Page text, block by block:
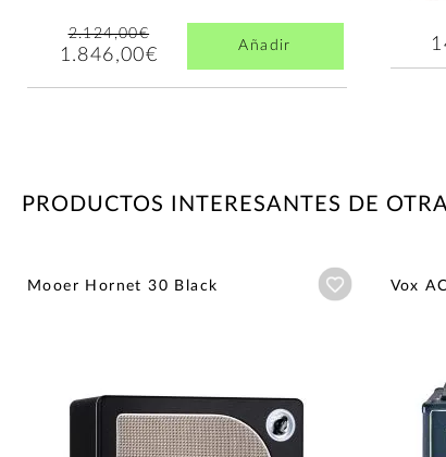
2.124,00€
1.846,00€ Añadir
PRODUCTOS INTERESANTES DE
Mooer Hornet 30 Black Añadir a
Vox